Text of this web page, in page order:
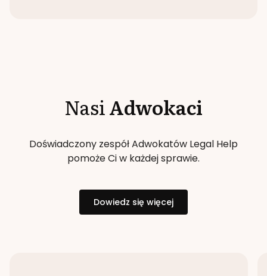
NasiAdwokaci
Doświadczony zespół Adwokatów Legal Help
pomoże Ci w każdej sprawie.
Dowiedz się więcej